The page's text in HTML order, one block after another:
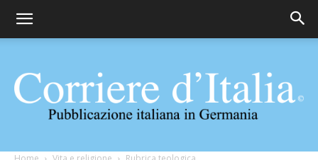
Corriere